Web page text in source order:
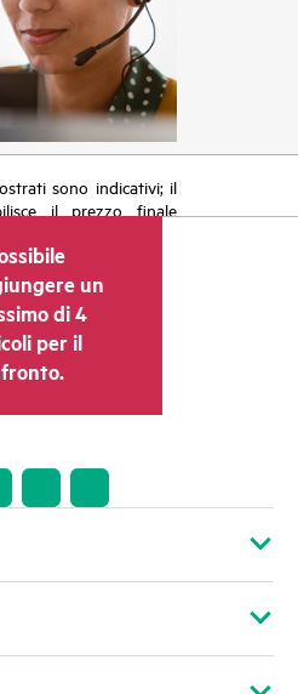
sono indicativi; il
il prezzo finale
sulla vendita/IVA
Il prezzo della
dal rivenditore può
a quello di altri
prezzo indicativo
indicativi possono
a tempo
riserva il diritto di
dei prezzi in
del mercato,
errori negli annunci
un
di 4
per il